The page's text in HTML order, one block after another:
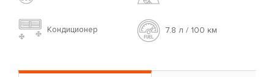
Кондиционер 7.8 л / 100 км